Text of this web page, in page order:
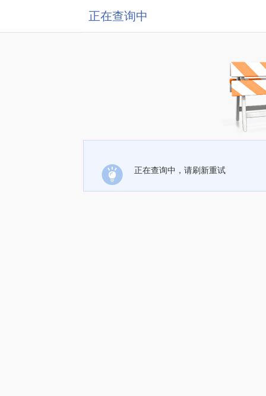
正在查询中
正在查询中，请刷新重试